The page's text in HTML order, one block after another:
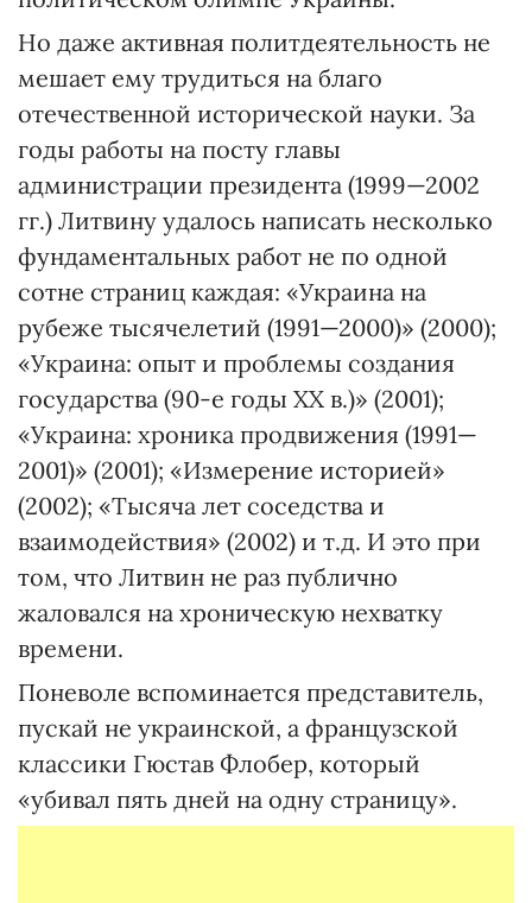
Но даже активная политдеятельность не
мешает ему трудиться на благо
отечественной исторической науки. За
годы работы на посту главы
администрации президента (1999—2002
гг.) Литвину удалось написать несколько
фундаментальных работ не по одной
сотне страниц каждая: «Украина на
рубеже тысячелетий (1991—2000)» (2000);
«Украина: опыт и проблемы создания
государства (90-е годы ХХ в.)» (2001);
«Украина: хроника продвижения (1991—
2001)» (2001); «Измерение историей»
(2002); «Тысяча лет соседства и
взаимодействия» (2002) и т.д. И это при
том, что Литвин не раз публично
жаловался на хроническую нехватку
времени.
Поневоле вспоминается представитель,
пускай не украинской, а французской
классики Гюстав Флобер, который
«убивал пять дней на одну страницу».